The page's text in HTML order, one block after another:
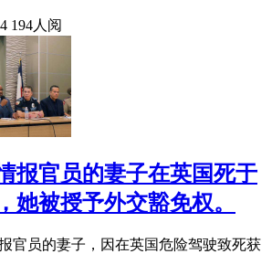
194人阅
报官员的妻子在英国死于
她被授予外交豁免权。
官员的妻子，因在英国危险驾驶致死获